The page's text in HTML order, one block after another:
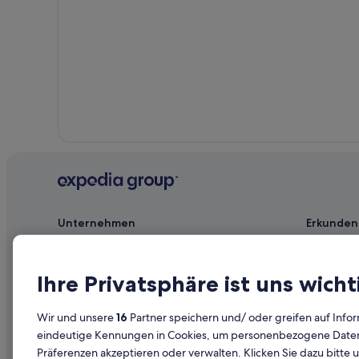
Cabuyao Hotels
Rizal Hotels
Unternehmen
Unterkunft registrieren
Affiliate Marketing
Erkunden
Hotels in
Ihre Privatsphäre ist uns
Wir und unsere16 Partner speichern und/ oder greifen auf
eindeutige Kennungen in Cookies, um personenbezogene
Präferenzen akzeptieren oder verwalten. Klicken Sie dazu bitte